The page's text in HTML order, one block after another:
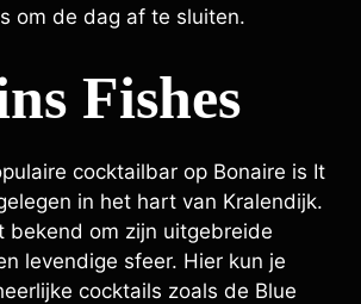
om de dag af te sluiten.
Fishes
cocktailbar op Bonaire is It
in het hart van Kralendijk.
bekend om zijn uitgebreide
levendige sfeer. Hier kun je
cocktails zoals de Blue